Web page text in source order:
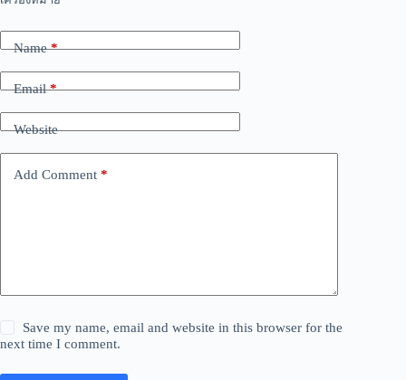
Name*
Email*
Website
Add Comment *
Save my name, email and website in this browser for the
next time I comment.